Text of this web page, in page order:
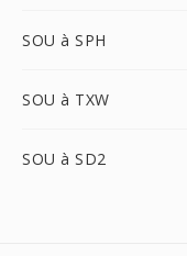
SOU à SPH
SOU à TXW
SOU à SD2